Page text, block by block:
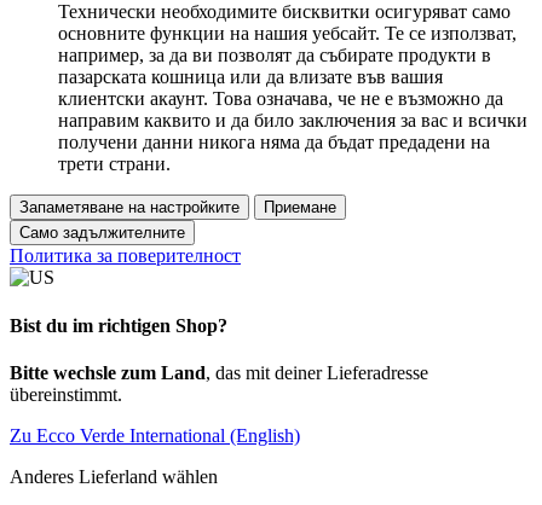
Технически необходимите бисквитки осигуряват само
основните функции на нашия уебсайт. Те се използват,
например, за да ви позволят да събирате продукти в
пазарската кошница или да влизате във вашия
клиентски акаунт. Това означава, че не е възможно да
направим каквито и да било заключения за вас и всички
получени данни никога няма да бъдат предадени на
трети страни.
Запаметяване на настройките
Приемане
Само задължителните
Политика за поверителност
Bist du im richtigen Shop?
Bitte wechsle zum Land, das mit deiner Lieferadresse
übereinstimmt.
Zu Ecco Verde International (English)
Anderes Lieferland wählen